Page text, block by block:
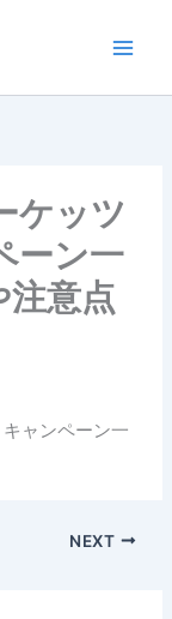
ケッツ
ーン一
注意点
ャンペーン一
NEXT